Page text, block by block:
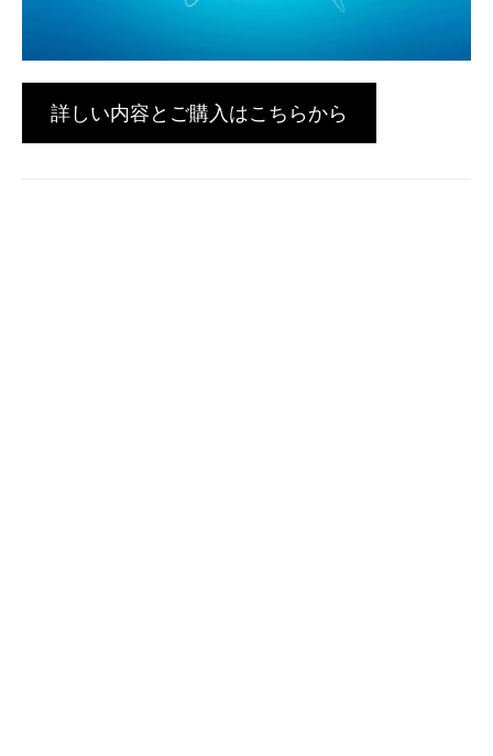
詳しい内容とご購入はこちらから